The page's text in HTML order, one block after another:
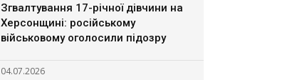
Згвалтування 17-річної дівчини на
Херсонщині: російському
військовому оголосили підозру
04.07.2026